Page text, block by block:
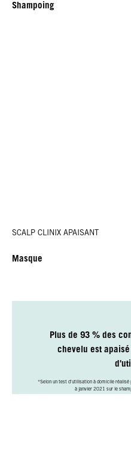
Shampoing
SCALP CLINIX APAISANT
Masque
Plus de 93 % des
chevelu est
*Selon un test d'utilisation à domicile réalisé
à janvier 2021 sur le